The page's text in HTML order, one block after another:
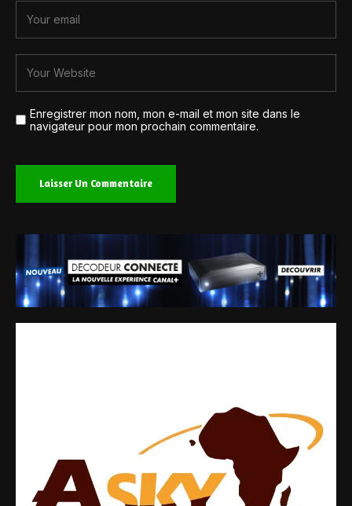
Enregistrer mon nom, mon e-mail et mon site dans le
navigateur pour mon prochain commentaire.